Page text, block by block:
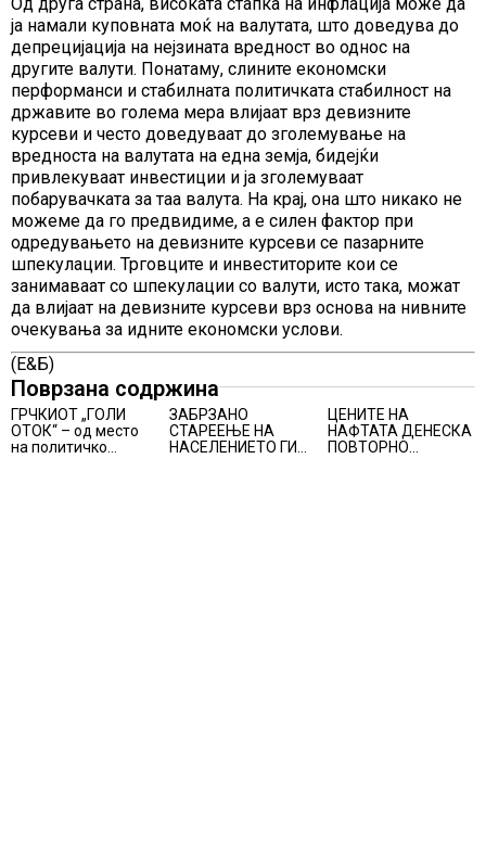
ја намали куповната моќ на валутата, што доведува до
депрецијација на нејзината вредност во однос на
другите валути. Понатаму, слините економски
перформанси и стабилната политичката стабилност на
државите во голема мера влијаат врз девизните
курсеви и често доведуваат до зголемување на
вредноста на валутата на една земја, бидејќи
привлекуваат инвестиции и ја зголемуваат
побарувачката за таа валута. На крај, она што никако не
можеме да го предвидиме, а е силен фактор при
одредувањето на девизните курсеви се пазарните
шпекулации. Трговците и инвеститорите кои се
занимаваат со шпекулации со валути, исто така, можат
да влијаат на девизните курсеви врз основа на нивните
очекувања за идните економски услови.
(Е&Б)
Поврзана содржина
ГРЧКИОТ „ГОЛИ
ОТОК“ – од место
на политичко
ЗАБРЗАНО
СТАРЕЕЊЕ НА
НАСЕЛЕНИЕТО ГИ
ЦЕНИТЕ НА
НАФТАТА ДЕНЕСКА
ПОВТОРНО